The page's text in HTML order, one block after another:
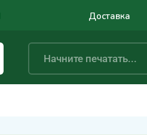
Доставка